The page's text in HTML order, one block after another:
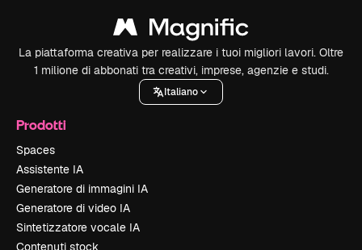
La piattaforma creativa per realizzare i tuoi migliori lavori. Oltre
1 milione di abbonati tra creativi, imprese, agenzie e studi.
Italiano
Prodotti
Spaces
Assistente IA
Generatore di immagini IA
Generatore di video IA
Sintetizzatore vocale IA
Contenuti stock